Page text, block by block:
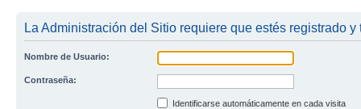
La Administración del Sitio requiere que estés registrado
Nombre de Usuario:
Contraseña:
Identificarse automáticamente en cada visita